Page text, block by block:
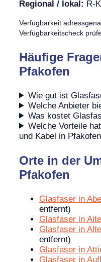
Regional / lokal: R-
Verfügbarkeit
Verfügbarkeitscheck
Häufige
Pfakofen
Wie gut ist
Welche Anbieter
Was kostet
Welche Vorteile
und Kabel in
Orte in der
Pfakofen
Glasfaser in
entfernt)
Glasfaser in
Glasfaser in
entfernt)
Glasfaser in
Glasfaser in